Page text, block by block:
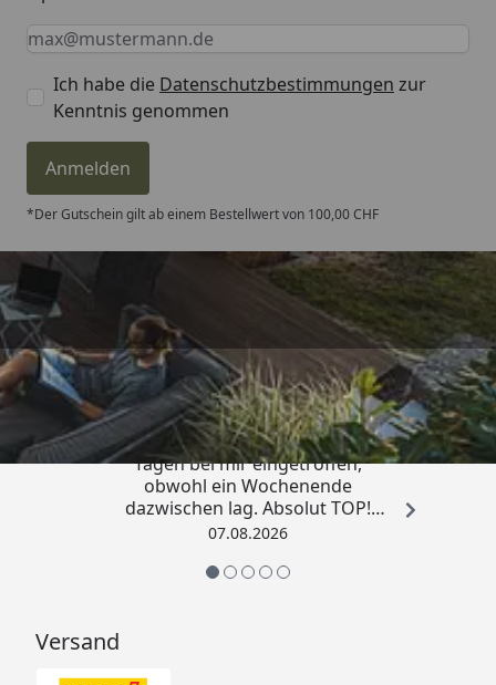
Keine Eingabe erforderlich
Eingabe erforderlich
E-Mail *
Ich habe die Datenschutzbestimmungen zur
Kenntnis genommen
Anmelden
*Der Gutschein gilt ab einem Bestellwert von 100,00 CHF
Trusted Shops
4,81/ 5
„Die Bestellung ist innerhalb von 4
Tagen bei mir eingetroffen,
obwohl ein Wochenende
dazwischen lag. Absolut TOP!
Sicherlich nicht die letzte
so.“
07.08.2026
Versand